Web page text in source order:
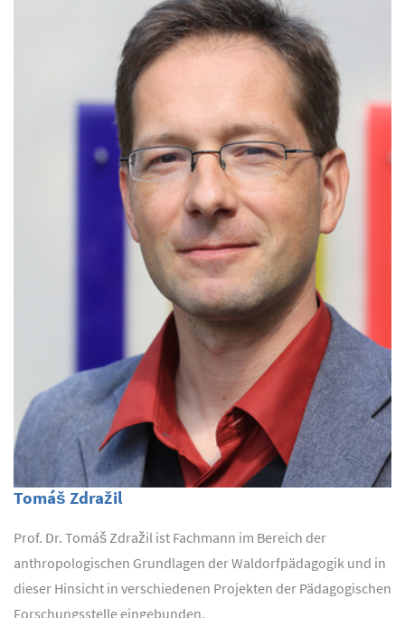
Tomáš Zdražil
Prof. Dr. Tomáš Zdražil ist Fachmann im Bereich der
anthropologischen Grundlagen der Waldorfpädagogik und in
dieser Hinsicht in verschiedenen Projekten der Pädagogischen
Forschungsstelle eingebunden.